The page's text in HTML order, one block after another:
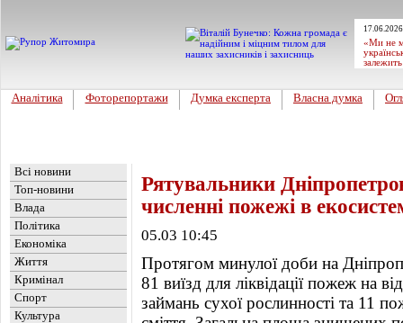
«Ми не
Аналітика Фоторепортажи Думка експерта Власна думка
Всі новини
Топ-новини
Влада
Політика
Економіка
Життя
Кримінал
Спорт
Культура
Рятувальники
численні пожежі в
05.03 10:45
Протягом минулої доби на
81 виїзд для ліквідації пожеж на
займань сухої рослинності та 11